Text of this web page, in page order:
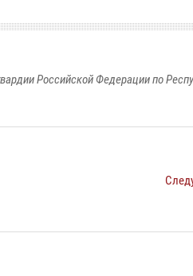
Российской Федерации по